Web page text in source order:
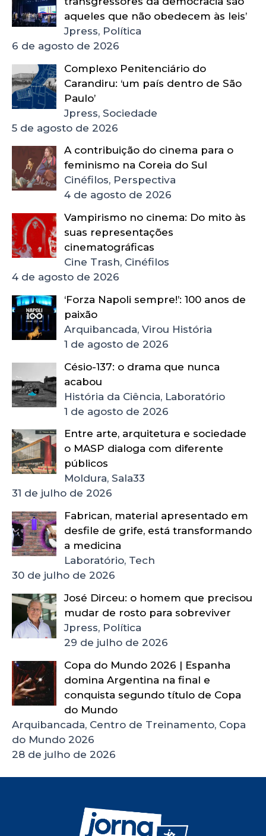
aqueles que não obedecem às leis’
Jpress, Política
6 de agosto de 2026
Complexo Penitenciário do
Carandiru: ‘um país dentro de São
Paulo’
Jpress, Sociedade
5 de agosto de 2026
A contribuição do cinema para o
feminismo na Coreia do Sul
Cinéfilos, Perspectiva
4 de agosto de 2026
Vampirismo no cinema: Do mito às
suas representações
cinematográficas
Cine Trash, Cinéfilos
4 de agosto de 2026
‘Forza Napoli sempre!’: 100 anos de
paixão
Arquibancada, Virou História
1 de agosto de 2026
Césio-137: o drama que nunca
acabou
História da Ciência, Laboratório
1 de agosto de 2026
Entre arte, arquitetura e sociedade
o MASP dialoga com diferente
públicos
Moldura, Sala33
31 de julho de 2026
Fabrican, material apresentado em
desfile de grife, está transformando
a medicina
Laboratório, Tech
30 de julho de 2026
José Dirceu: o homem que precisou
mudar de rosto para sobreviver
Jpress, Política
29 de julho de 2026
Copa do Mundo 2026 | Espanha
domina Argentina na final e
conquista segundo título de Copa
do Mundo
Arquibancada, Centro de Treinamento, Copa
do Mundo 2026
28 de julho de 2026